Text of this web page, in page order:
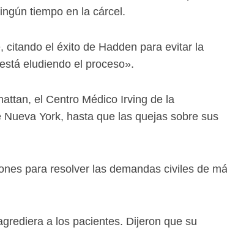
tiempo en la cárcel.
citando el éxito de Hadden para evitar la
eludiendo el proceso».
el Centro Médico Irving de la
York, hasta que las quejas sobre sus
para resolver las demandas civiles de
a los pacientes. Dijeron que su